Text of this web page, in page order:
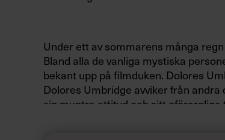
Under ett av sommarens många
Bland alla de vanliga mystiska
bekant upp på filmduken. Dolores
Dolores Umbridge avviker från
sin muntra attityd och sitt